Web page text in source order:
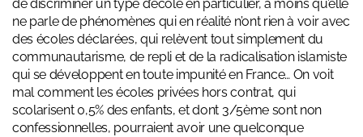
de discriminer un type d’école en particulier, à moins qu’elle
ne parle de phénomènes qui en réalité n’ont rien à voir avec
des écoles déclarées, qui relèvent tout simplement du
communautarisme, de repli et de la radicalisation islamiste
qui se développent en toute impunité en France… On voit
mal comment les écoles privées hors contrat, qui
scolarisent 0,5% des enfants, et dont 3/5ème sont non
confessionnelles, pourraient avoir une quelconque